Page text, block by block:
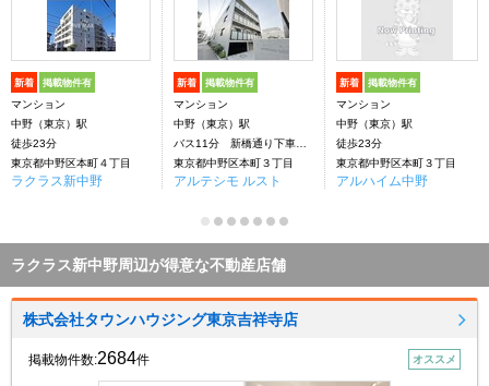
新着 掲載物件有
マンション
中野（東京）駅
徒歩23分
東京都中野区本町４丁目
ラクラス新中野
新着 掲載物件有
マンション
中野（東京）駅
バス11分 新橋通り下車：停歩2分
東京都中野区本町３丁目
アルテシモ ルスト
新着 掲載物件有
マンション
中野（東京）駅
徒歩23分
東京都中野区本町３丁目
アルハイム中野
ラクラス新中野周辺が得意な不動産店舗
株式会社タウンハウジング東京吉祥寺店
掲載物件数:2684件 オススメ